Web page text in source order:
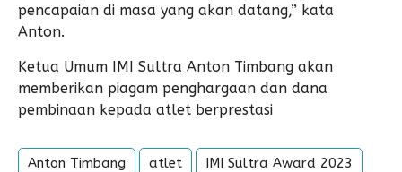
pencapaian di masa yang akan datang,” kata
Anton.
Ketua Umum IMI Sultra Anton Timbang akan
memberikan piagam penghargaan dan dana
pembinaan kepada atlet berprestasi
Anton Timbang atlet IMI Sultra Award 2023